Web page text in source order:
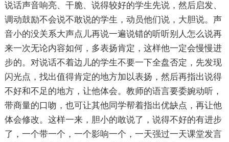
说话声音响亮、干脆、说得较好的学生先说，然后启发、
调动鼓励不会说不敢说的学生，动员他们说，大胆说。声
音小的没关系大声点儿再说一遍说错的听听别人怎么说再
来一次无论内容如何，多表扬肯定，这样他一定会慢慢进
步的。对说话不着边儿的学生不要一下全盘否定，先发现
闪光点，找出值得肯定的地方加以表扬，然后再指出说得
不好和不足的地方，让他体会。教师的语言要委婉动听，
带商量的口吻，也可让其他同学帮着指出优缺点，再让他
体会修改。这样一来，胆小的敢说了，说得不好的有进步
了，一个带一个，一个影响一个，一天强过一天课堂发言